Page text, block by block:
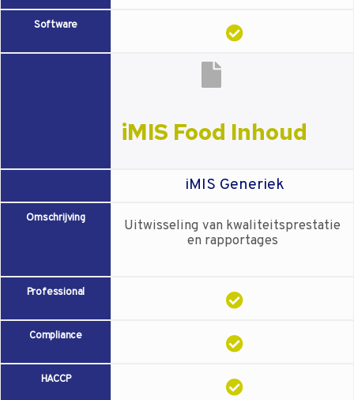
Software
iMIS Food Inhoud
iMIS Generiek
Omschrijving
Uitwisseling van kwaliteitsprestatie
en rapportages
Professional
Compliance
HACCP